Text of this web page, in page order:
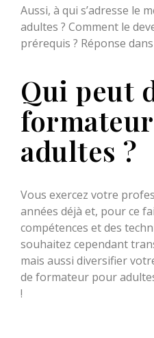
Aussi, à qui s’adresse le
adultes ? Comment le
prérequis ? Réponse
Qui peut
adultes ?
Vous exercez votre
années déjà et, pour ce
compétences et des
souhaitez cependant
mais aussi diversifier
de formateur pour
!